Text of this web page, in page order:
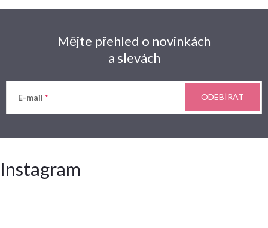
Mějte přehled o novinkách
a slevách
E-mail ODEBÍRAT
Instagram